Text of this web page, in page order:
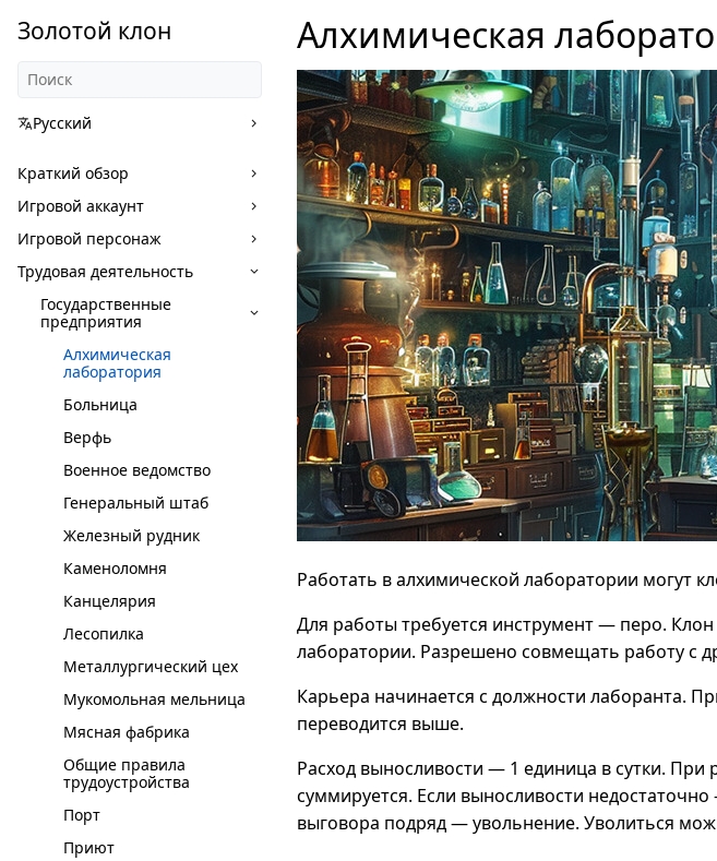
Золотой клон
Русский
Краткий обзор
Игровой аккаунт
Игровой персонаж
Трудовая деятельность
Государственные
предприятия
Алхимическая
лаборатория
Больница
Верфь
Военное ведомство
Генеральный штаб
Железный рудник
Каменоломня
Канцелярия
Лесопилка
Металлургический цех
Мукомольная мельница
Мясная фабрика
Общие правила
трудоустройства
Порт
Приют
Алхимическая
Работать в алхимической лаборатории могут
Для работы требуется инструмент — перо.
лаборатории. Разрешено совмещать работу с
Карьера начинается с должности лаборанта.
переводится выше.
Расход выносливости — 1 единица в сутки. При
суммируется. Если выносливости
выговора подряд — увольнение. Уволиться